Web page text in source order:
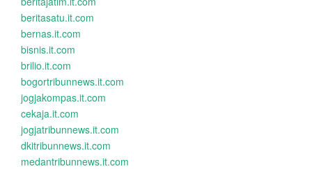
beritasatu.it.com
bernas.it.com
bisnis.it.com
brilio.it.com
bogortribunnews.it.com
jogjakompas.it.com
cekaja.it.com
jogjatribunnews.it.com
dkitribunnews.it.com
medantribunnews.it.com